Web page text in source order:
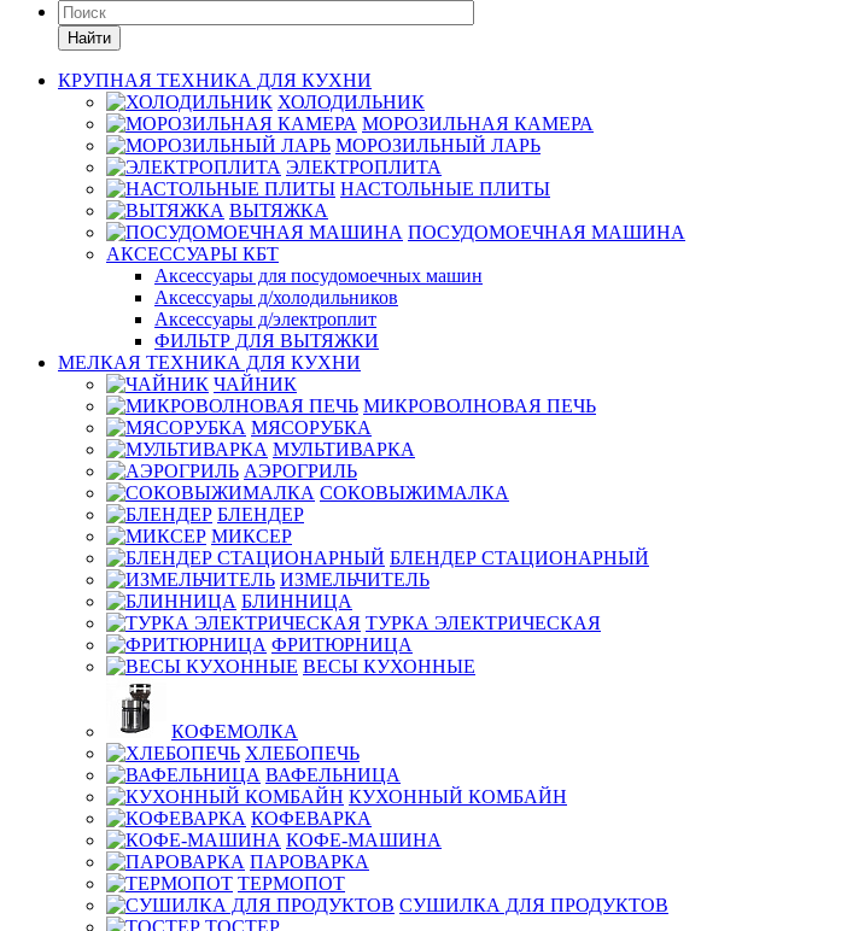
Найти
КРУПНАЯ ТЕХНИКА ДЛЯ КУХНИ
ХОЛОДИЛЬНИК
МОРОЗИЛЬНАЯ КАМЕРА
МОРОЗИЛЬНЫЙ ЛАРЬ
ЭЛЕКТРОПЛИТА
НАСТОЛЬНЫЕ ПЛИТЫ
ВЫТЯЖКА
ПОСУДОМОЕЧНАЯ МАШИНА
АКСЕССУАРЫ КБТ
Аксессуары для посудомоечных машин
Аксессуары д/холодильников
Аксессуары д/электроплит
ФИЛЬТР ДЛЯ ВЫТЯЖКИ
МЕЛКАЯ ТЕХНИКА ДЛЯ КУХНИ
ЧАЙНИК
МИКРОВОЛНОВАЯ ПЕЧЬ
МЯСОРУБКА
МУЛЬТИВАРКА
АЭРОГРИЛЬ
СОКОВЫЖИМАЛКА
БЛЕНДЕР
МИКСЕР
БЛЕНДЕР СТАЦИОНАРНЫЙ
ИЗМЕЛЬЧИТЕЛЬ
БЛИННИЦА
ТУРКА ЭЛЕКТРИЧЕСКАЯ
ФРИТЮРНИЦА
ВЕСЫ КУХОННЫЕ
КОФЕМОЛКА
ХЛЕБОПЕЧЬ
ВАФЕЛЬНИЦА
КУХОННЫЙ КОМБАЙН
КОФЕВАРКА
КОФЕ-МАШИНА
ПАРОВАРКА
ТЕРМОПОТ
СУШИЛКА ДЛЯ ПРОДУКТОВ
ТОСТЕР